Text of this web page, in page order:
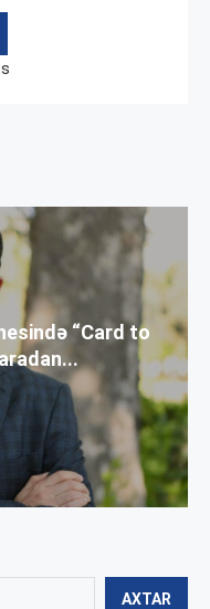
AXTAR
“Card to